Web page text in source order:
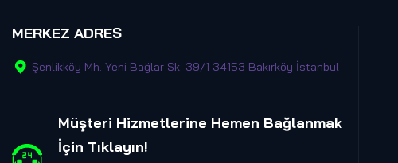
MERKEZ ADRES
Şenlikköy Mh. Yeni Bağlar Sk. 39/1 34153 Bakırköy İstanbul
Müşteri Hizmetlerine Hemen Bağlanmak
İçin Tıklayın!